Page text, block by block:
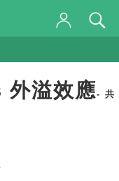
溢效應- 共